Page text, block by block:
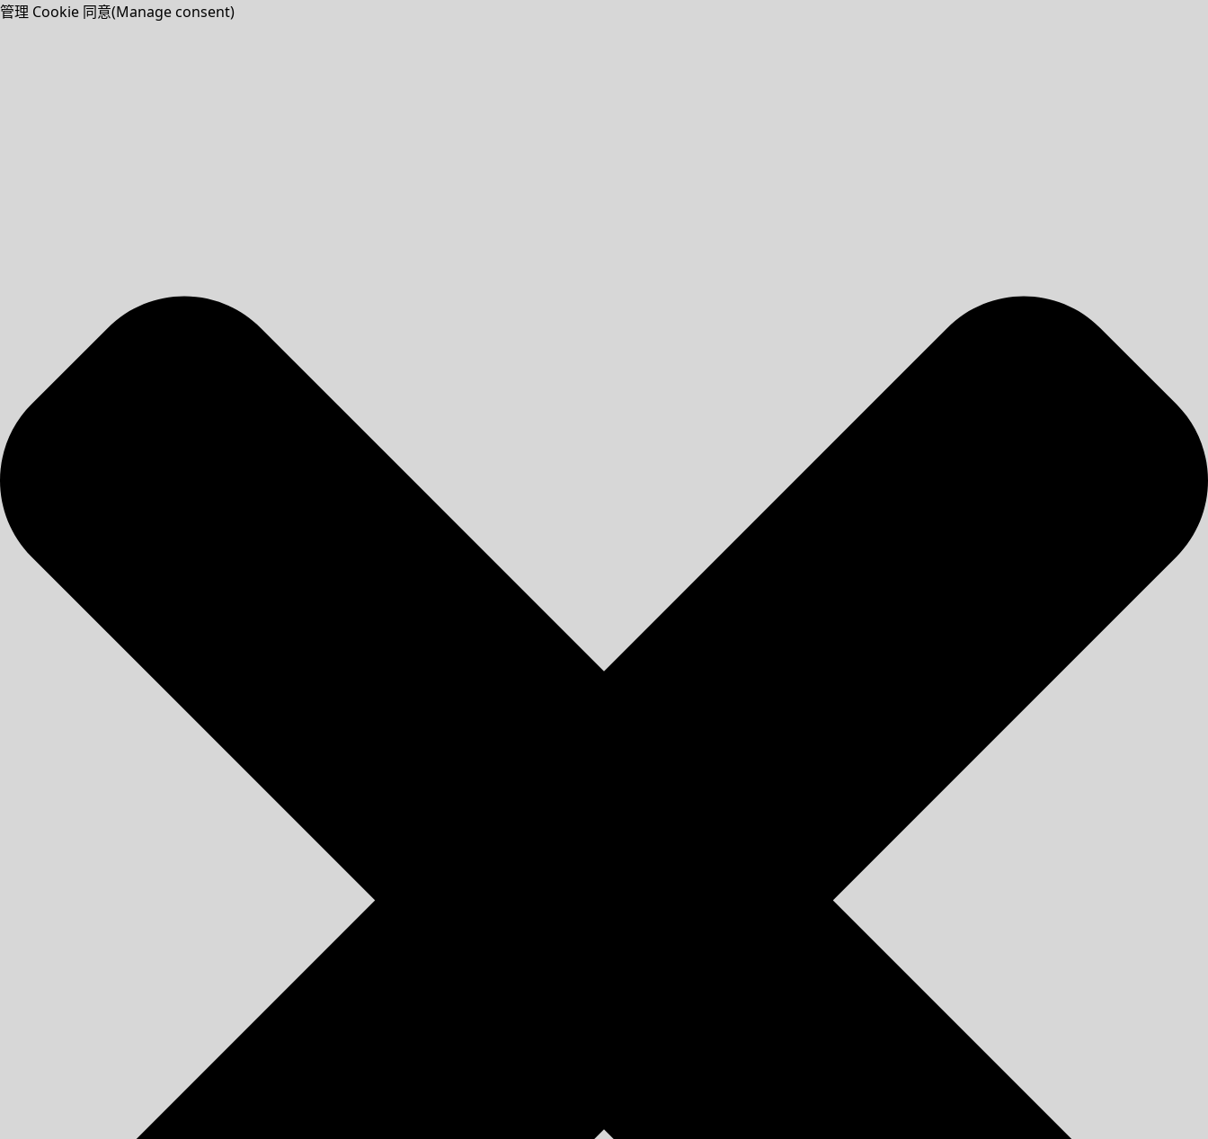
管理 Cookie 同意(Manage consent)